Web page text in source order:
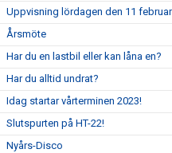
Uppvisning lördagen den 11
Årsmöte
Har du en lastbil eller kan låna en?
Har du alltid undrat?
Idag startar vårterminen 2023!
Slutspurten på HT-22!
Nyårs-Disco